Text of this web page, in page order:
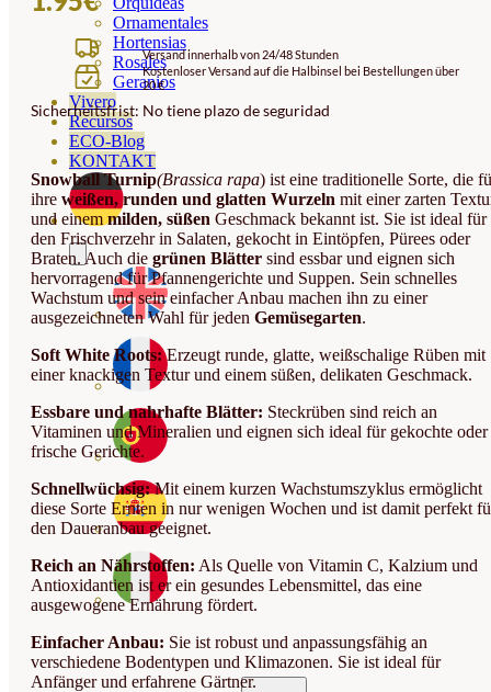
Ornamentales
Hortensias
Rosales
Geranios
Vivero
Recursos
ECO-Blog
KONTAKT
Versand innerhalb von 24/48 Stunden
Kostenloser Versand auf die Halbinsel bei Bestellungen über
20 €
Sicherheitsfrist: No tiene plazo de seguridad
Snowball Turnip(Brassica rapa) ist eine traditionelle Sorte, die
ihre weißen, runden und glatten Wurzeln mit einer zarten
und einem milden, süßen Geschmack bekannt ist. Sie ist ideal für
den Frischverzehr in Salaten, gekocht in Eintöpfen, Pürees oder
Braten. Auch die grünen Blätter sind essbar und eignen sich
hervorragend für Pfannengerichte und Suppen. Sein schnelles
Wachstum und sein einfacher Anbau machen ihn zu einer
ausgezeichneten Wahl für jeden Gemüsegarten.
Soft White Roots:Erzeugt runde, glatte, weißschalige Rüben mit
einer knackigen Textur und einem süßen, delikaten Geschmack.
Essbare und nahrhafte Blätter: Steckrüben sind reich an
Vitaminen und Mineralien und eignen sich ideal für gekochte oder
frische Gerichte.
Schnellwüchsig:Mit einem kurzen Wachstumszyklus ermöglicht
diese Sorte Ernten in nur wenigen Wochen und ist damit perfekt
den Daueranbau geeignet.
Reich an Nährstoffen: Als Quelle von Vitamin C, Kalzium und
Antioxidantien ist er ein gesundes Lebensmittel, das eine
ausgewogene Ernährung fördert.
Einfacher Anbau: Sie ist robust und anpassungsfähig an
verschiedene Bodentypen und Klimazonen. Sie ist ideal für
Anfänger und erfahrene Gärtner.